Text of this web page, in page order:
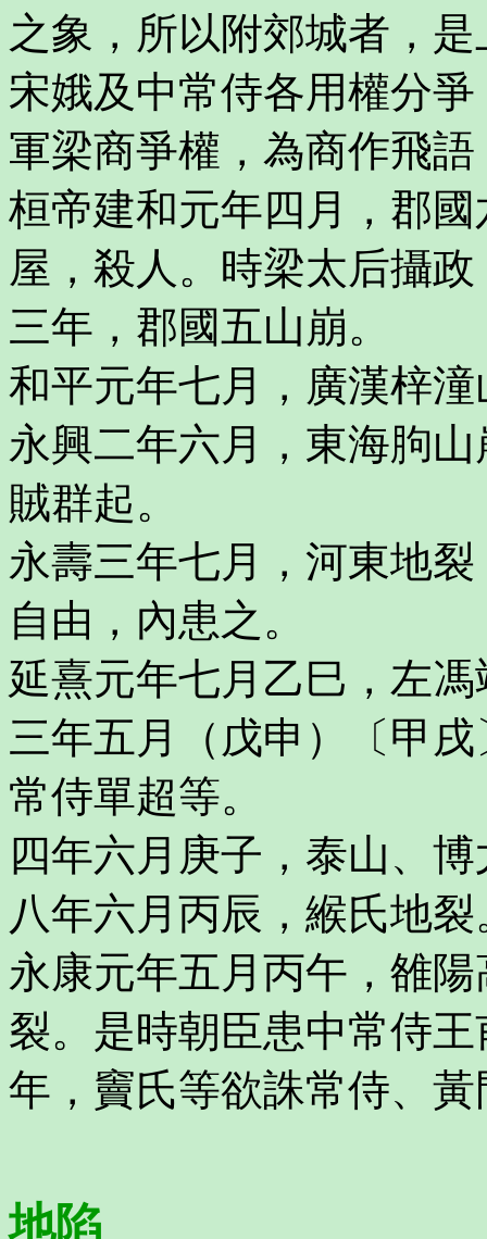
之象，所以附郊城者，
宋娥及中常侍各用權分
軍梁商爭權，為商作飛
桓帝建和元年四月，郡
屋，殺人。時梁太后攝
三年，郡國五山崩。
和平元年七月，廣漢梓潼
永興二年六月，東海胊
賊群起。
永壽三年七月，河東地
自由，內患之。
延熹元年七月乙巳，左
三年五月（戊申）〔甲
常侍單超等。
四年六月庚子，泰山、
八年六月丙辰，緱氏地裂
永康元年五月丙午，雒
裂。是時朝臣患中常侍
年，竇氏等欲誅常侍、
地陷